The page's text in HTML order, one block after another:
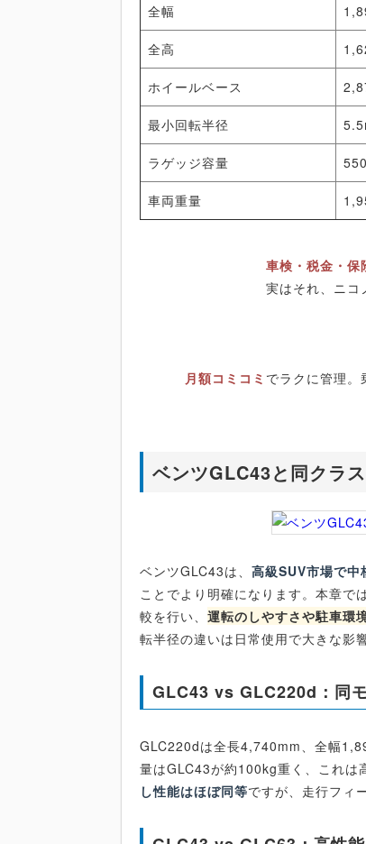
全幅
全高
ホイールベース
最小回転半径
ラゲッジ容量
車両重量
車検・税金・保
実はそれ、ニコ
月額コミコミ でラクに管理。
ベンツGLC43と同クラ
ベンツGLC43は、高級SUV市場で中
ことでより明確になります。本章で
較を行い、運転のしやすさや駐車環
転半径の違いは日常使用で大きな影
GLC43 vs GLC220d：同
GLC220dは全長4,740mm、全幅
量はGLC43が約100kg重く、これは
し性能はほぼ同等ですが、走行フィ